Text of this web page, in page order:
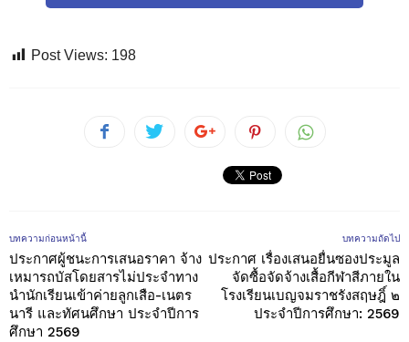
Post Views: 198
บทความก่อนหน้านี้
ประกาศผู้ชนะการเสนอราคา จ้าง
เหมารถบัสโดยสารไม่ประจำทาง
นำนักเรียนเข้าค่ายลูกเสือ-เนตร
นารี และทัศนศึกษา ประจำปีการ
ศึกษา 2569
บทความถัดไป
ประกาศ เรื่องเสนอยื่นซองประมูล
จัดซื้อจัดจ้างเสื้อกีฬาสีภายใน
โรงเรียนเบญจมราชรังสฤษฎิ์ ๒
ประจำปีการศึกษา: 2569